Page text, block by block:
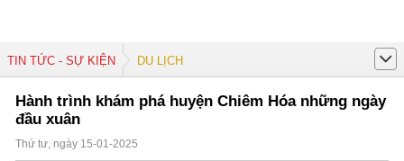
TIN TỨC - SỰ KIỆN DU LỊCH
Hành trình khám phá huyện Chiêm Hóa những ngày
đầu xuân
Thứ tư, ngày 15-01-2025